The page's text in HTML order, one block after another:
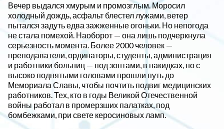
Вечер выдался хмурым и промозглым. Моросил
холодный дождь, асфальт блестел лужами, ветер
пытался задуть едва зажженные огоньки. Но непогода
не стала помехой. Наоборот — она лишь подчеркнула
серьезность момента. Более 2000 человек —
преподаватели, ординаторы, студенты, администрация
и работники больниц — под зонтами, в накидках, но с
высоко поднятыми головами прошли путь до
Мемориала Славы, чтобы почтить подвиг медицинских
работников. Тех, кто в годы Великой Отечественной
войны работал в промерзших палатках, под
бомбежками, при свете керосиновых ламп.